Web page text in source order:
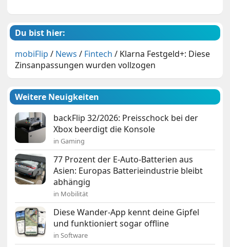
Du bist hier:
mobiFlip / News / Fintech / Klarna Festgeld+: Diese
Zinsanpassungen wurden vollzogen
Weitere Neuigkeiten
backFlip 32/2026: Preisschock bei der
Xbox beerdigt die Konsole
in Gaming
77 Prozent der E-Auto-Batterien aus
Asien: Europas Batterieindustrie bleibt
abhängig
in Mobilität
Diese Wander-App kennt deine Gipfel
und funktioniert sogar offline
in Software